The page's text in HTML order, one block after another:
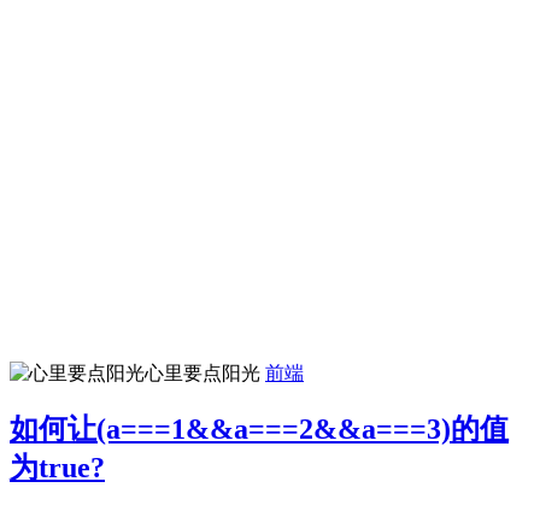
心里要点阳光 前端
如何让(a===1&&a===2&&a===3)的值
为true?